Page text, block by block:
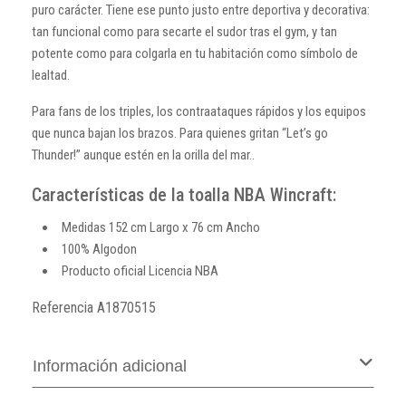
puro carácter. Tiene ese punto justo entre deportiva y decorativa:
tan funcional como para secarte el sudor tras el gym, y tan
potente como para colgarla en tu habitación como símbolo de
lealtad.
Para fans de los triples, los contraataques rápidos y los equipos
que nunca bajan los brazos. Para quienes gritan “Let’s go
Thunder!” aunque estén en la orilla del mar..
Características de la toalla NBA Wincraft:
Medidas 152 cm Largo x 76 cm Ancho
100% Algodon
Producto oficial Licencia NBA
Referencia A1870515
Información adicional